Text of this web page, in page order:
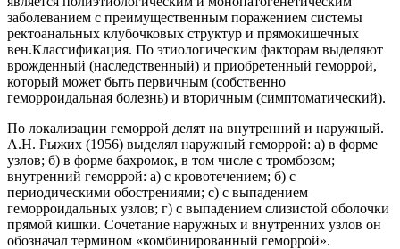
заболеванием с преимущественным поражением системы
ректоанальных клубочковых структур и прямокишечных
вен.Классификация. По этиологическим факторам выделяют
врожденный (наследственный) и приобретенный геморрой,
который может быть первичным (собственно
геморроидальная болезнь) и вторичным (симптоматический).
По локализации геморрой делят на внутренний и наружный.
А.Н. Рыжих (1956) выделял наружный геморрой: а) в форме
узлов; б) в форме бахромок, в том числе с тромбозом;
внутренний геморрой: а) с кровотечением; б) с
периодическими обострениями; с) с выпадением
геморроидальных узлов; г) с выпадением слизистой оболочки
прямой кишки. Сочетание наружных и внутренних узлов он
обозначал термином «комбинированный геморрой».